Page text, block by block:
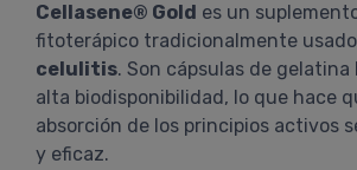
Cellasene® Gold es un
fitoterápico tradicionalmente usado
celulitis. Son cápsulas de gelatina
alta biodisponibilidad, lo que hace
absorción de los principios activos
y eficaz.